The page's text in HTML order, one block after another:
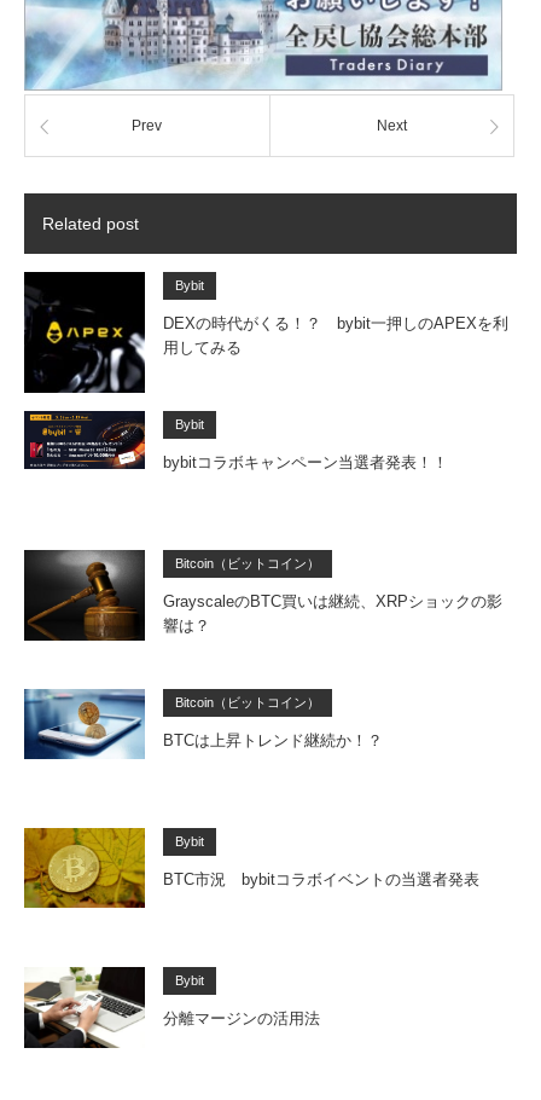
Prev Next
Related post
Bybit
DEXの時代がくる！？ bybit一押しのAPEXを利
用してみる
Bybit
bybitコラボキャンペーン当選者発表！！
Bitcoin（ビットコイン）
GrayscaleのBTC買いは継続、XRPショックの影
響は？
Bitcoin（ビットコイン）
BTCは上昇トレンド継続か！？
Bybit
BTC市況 bybitコラボイベントの当選者発表
Bybit
分離マージンの活用法